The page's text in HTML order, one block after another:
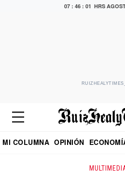
07 : 46 : 01 HRS
MI COLUMNA OPINIÓN